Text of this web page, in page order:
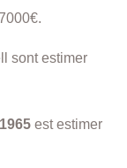
sont estimer
est estimer